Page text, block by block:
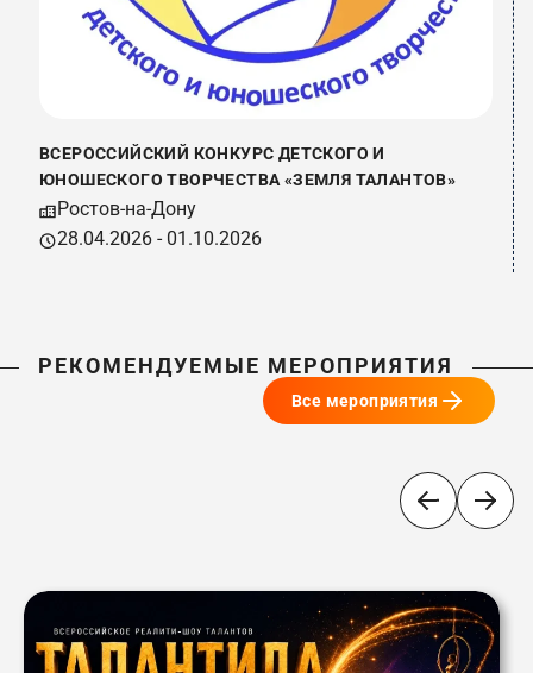
ВСЕРОССИЙСКИЙ КОНКУРС ДЕТСКОГО И
ЮНОШЕСКОГО ТВОРЧЕСТВА «ЗЕМЛЯ ТАЛАНТОВ»
Ростов-на-Дону
28.04.2026 - 01.10.2026
РЕКОМЕНДУЕМЫЕ МЕРОПРИЯТИЯ
Все мероприятия